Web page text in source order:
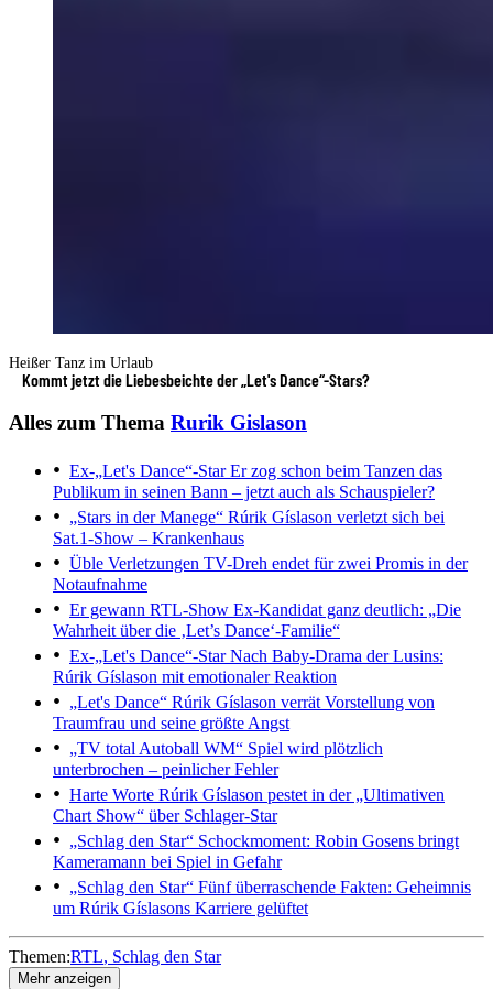
Heißer Tanz im Urlaub
Kommt jetzt die Liebesbeichte der „Let's Dance“-Stars?
Alles zum Thema Rurik Gislason
Ex-„Let's Dance“-StarEr zog schon beim Tanzen das
Publikum in seinen Bann – jetzt auch als Schauspieler?
„Stars in der Manege“ Rúrik Gíslason verletzt sich bei
Sat.1-Show – Krankenhaus
Üble Verletzungen TV-Dreh endet für zwei Promis in der
Notaufnahme
Er gewann RTL-Show Ex-Kandidat ganz deutlich: „Die
Wahrheit über die ‚Let’s Dance‘-Familie“
Ex-„Let's Dance“-StarNach Baby-Drama der Lusins:
Rúrik Gíslason mit emotionaler Reaktion
„Let's Dance“ Rúrik Gíslason verrät Vorstellung von
Traumfrau und seine größte Angst
„TV total Autoball WM“ Spiel wird plötzlich
unterbrochen – peinlicher Fehler
Harte Worte Rúrik Gíslason pestet in der „Ultimativen
Chart Show“ über Schlager-Star
„Schlag den Star“ Schockmoment: Robin Gosens bringt
Kameramann bei Spiel in Gefahr
„Schlag den Star“ Fünf überraschende Fakten: Geheimnis
um Rúrik Gíslasons Karriere gelüftet
Themen:RTL Schlag den Star
Mehr anzeigen